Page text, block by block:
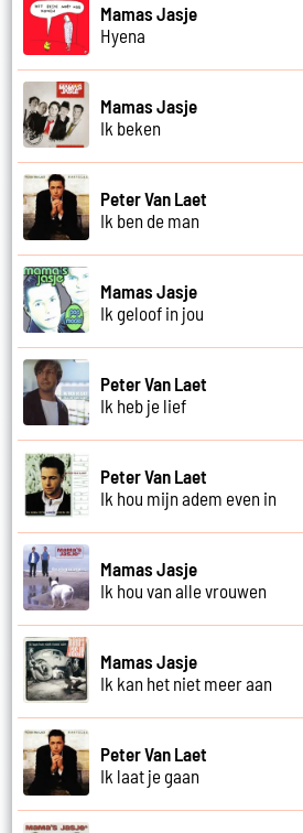
Mamas Jasje
Hyena
Mamas Jasje
Ik beken
Peter Van Laet
Ik ben de man
Mamas Jasje
Ik geloof in jou
Peter Van Laet
Ik heb je lief
Peter Van Laet
Ik hou mijn adem even in
Mamas Jasje
Ik hou van alle vrouwen
Mamas Jasje
Ik kan het niet meer aan
Peter Van Laet
Ik laat je gaan